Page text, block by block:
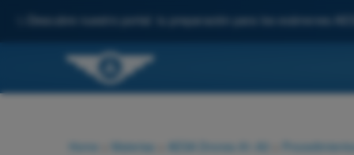
Descubre nuestro portal: tu preparación para los exámenes
Home Materias AESA Drones A1-A3